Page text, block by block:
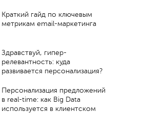
Краткий гайд по ключевым
метрикам email-маркетинга
Здравствуй, гипер-
релевантность: куда
развивается персонализация?
Персонализация предложений
в real-time: как Big Data
используется в клиентском